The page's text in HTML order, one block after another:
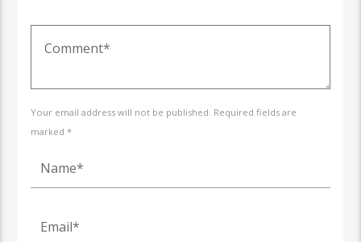
Your email address will not be published. Required fields are
marked *